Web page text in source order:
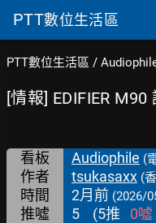
PTT數位生活區
PTT數位生活區 /
[情報] EDIFIER M90
看板 Audiophile (
作者 tsukasaxx (
時間 2月前 (2026/
推噓 5 (5推 0噓